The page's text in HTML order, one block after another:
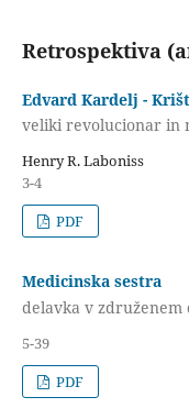
Retrospektiva
Edvard Kardelj -
veliki revolucionar in
Henry R. Laboniss
3-4
PDF
Medicinska sestra
delavka v združenem
5-39
PDF